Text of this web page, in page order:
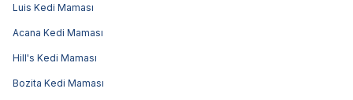
Luis Kedi Maması
Acana Kedi Maması
Hill's Kedi Maması
Bozita Kedi Maması